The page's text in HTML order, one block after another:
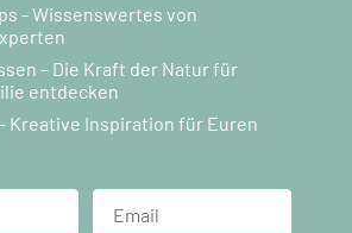
- Wissenswertes von
– Die Kraft der Natur für
entdecken
Kreative Inspiration für Euren